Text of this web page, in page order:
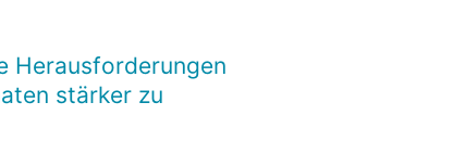
Herausforderungen
stärker zu